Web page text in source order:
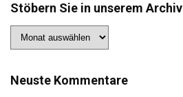
Stöbern Sie in unserem Archiv
Sie
Archiv
Neuste Kommentare